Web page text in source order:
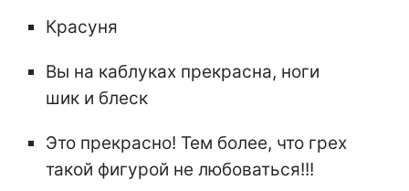
Красуня
Вы на каблуках прекрасна, ноги
шик и блеск
Это прекрасно! Тем более, что грех
такой фигурой не любоваться!!!